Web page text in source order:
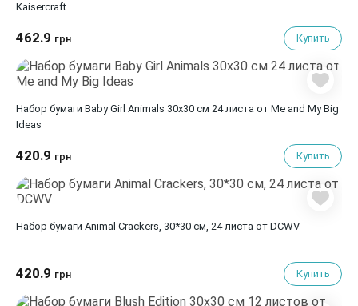
Kaisercraft
462.9 грн Купить
Набор бумаги Baby Girl Animals 30х30 см 24 листа от Me and My Big
Ideas
420.9 грн Купить
Набор бумаги Animal Crackers, 30*30 см, 24 листа от DCWV
420.9 грн Купить